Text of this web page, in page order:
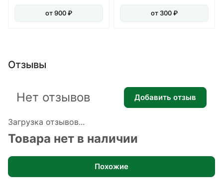
от 900 ₽ от 300 ₽
Отзывы
Загрузка отзывов...
Нет отзывов Добавить отзыв
Товара нет в наличии
Похожие